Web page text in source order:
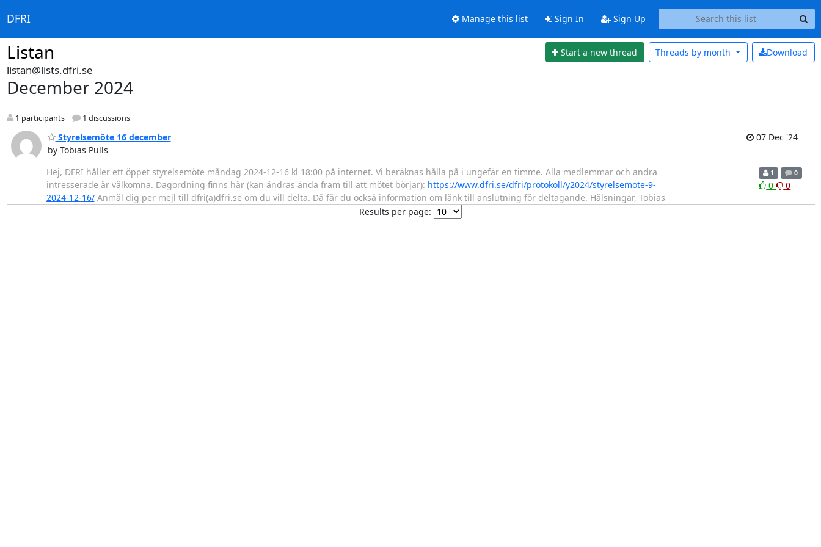
DFRI Manage this list Sign In Sign Up
Listan Start a new thread Download
Threads by month
listan@lists.dfri.se
December 2024
1 participants 1 discussions
Styrelsemöte 16 december
by Tobias Pulls
07 Dec '24
Hej, DFRI håller ett öppet styrelsemöte måndag 2024-12-16 kl 18:00 på internet. Vi beräknas hålla på i ungefär en timme. Alla medlemmar och andra
intresserade är välkomna. Dagordning finns här (kan ändras ända fram till att mötet börjar): https://www.dfri.se/dfri/protokoll/y2024/styrelsemote-9-
2024-12-16/Anmäl dig per mejl till dfri(a)dfri.se om du vill delta. Då får du också information om länk till anslutning för deltagande. Hälsningar, Tobias
1 0
0 0
Results per page: